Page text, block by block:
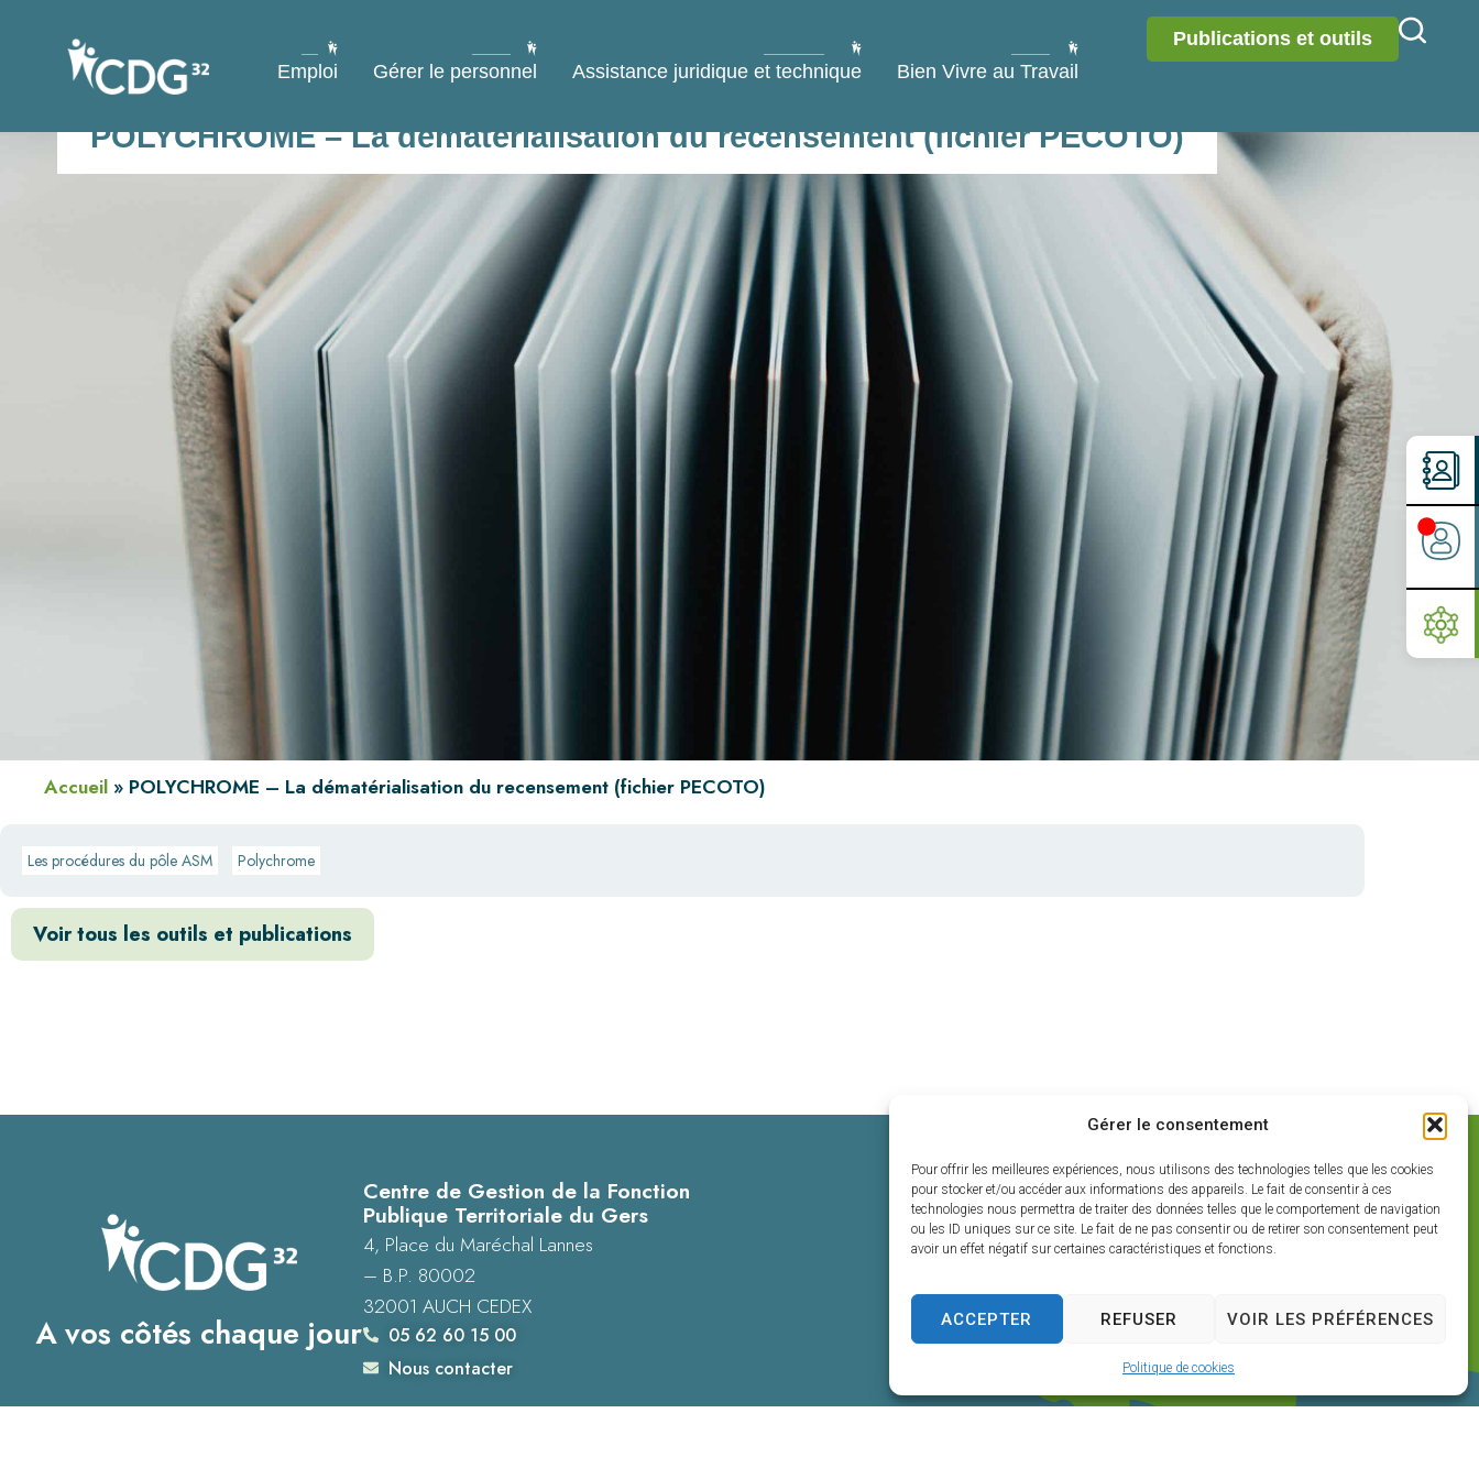
Gérer le consentement
Pour offrir les meilleures expériences, nous utilisons des technologies telles que les cookies
pour stocker et/ou accéder aux informations des appareils. Le fait de consentir à ces
technologies nous permettra de traiter des données telles que le comportement de navigation
ou les ID uniques sur ce site. Le fait de ne pas consentir ou de retirer son consentement peut
avoir un effet négatif sur certaines caractéristiques et fonctions.
ACCEPTER REFUSER VOIR LES PRÉFÉRENCES
Politique de cookies
Emploi Gérer le personnel Assistance juridique et technique Bien Vivre au Travail
Publications et outils
POLYCHROME – La dématérialisation du recensement (fichier PECOTO)
Accueil » POLYCHROME – La dématérialisation du recensement (fichier PECOTO)
Les procédures du pôle ASM Polychrome
Voir tous les outils et publications
A vos côtés chaque jour
Centre de Gestion de la Fonction
Publique Territoriale du Gers
4, Place du Maréchal Lannes
– B.P. 80002
32001 AUCH CEDEX
05 62 60 15 00
Nous contacter